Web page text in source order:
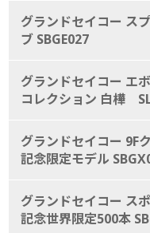
グランドセイコー ス
ブ SBGE027
グランドセイコー エ
コレクション 白樺
グランドセイコー 9F
記念限定モデル
グランドセイコー ス
記念世界限定500本